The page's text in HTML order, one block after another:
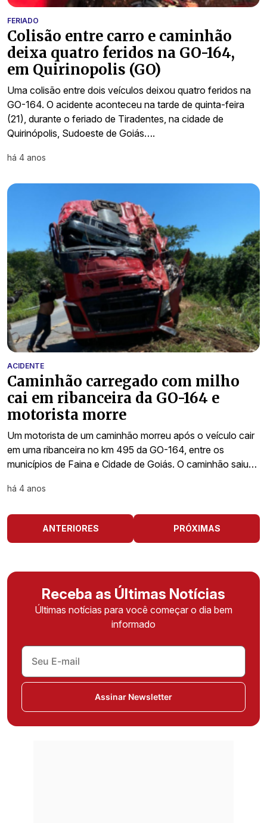
FERIADO
Colisão entre carro e caminhão
deixa quatro feridos na GO-164,
em Quirinopolis (GO)
Uma colisão entre dois veículos deixou quatro feridos na
GO-164. O acidente aconteceu na tarde de quinta-feira
(21), durante o feriado de Tiradentes, na cidade de
Quirinópolis, Sudoeste de Goiás….
há 4 anos
ACIDENTE
Caminhão carregado com milho
cai em ribanceira da GO-164 e
motorista morre
Um motorista de um caminhão morreu após o veículo cair
em uma ribanceira no km 495 da GO-164, entre os
municípios de Faina e Cidade de Goiás. O caminhão saiu…
há 4 anos
ANTERIORES PRÓXIMAS
Receba as Últimas Notícias
Últimas notícias para você começar o dia bem
informado
Assinar Newsletter